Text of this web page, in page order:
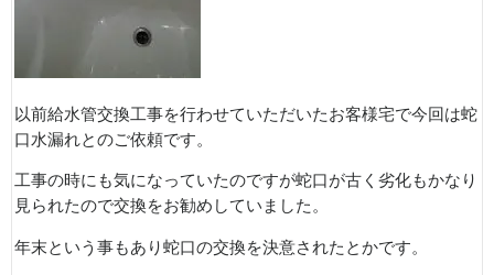
以前給水管交換工事を行わせていただいたお客様宅で今回は蛇
口水漏れとのご依頼です。
工事の時にも気になっていたのですが蛇口が古く劣化もかなり
見られたので交換をお勧めしていました。
年末という事もあり蛇口の交換を決意されたとかです。